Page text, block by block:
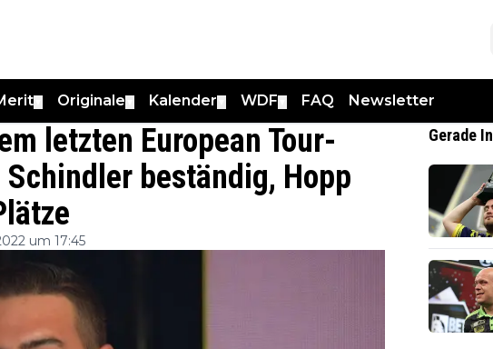
Originale Kalender WDF FAQ Newsletter
letzten European Tour-
beständig, Hopp
um 17:45
Gerade In